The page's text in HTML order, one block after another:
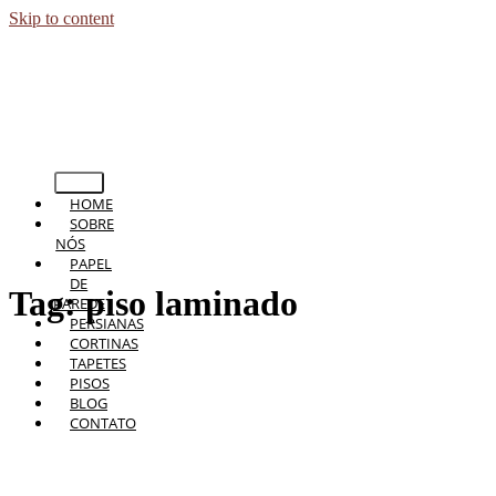
Skip to content
HOME
SOBRE
NÓS
PAPEL
DE
PAREDE
PERSIANAS
CORTINAS
TAPETES
PISOS
BLOG
CONTATO
Tag:piso laminado